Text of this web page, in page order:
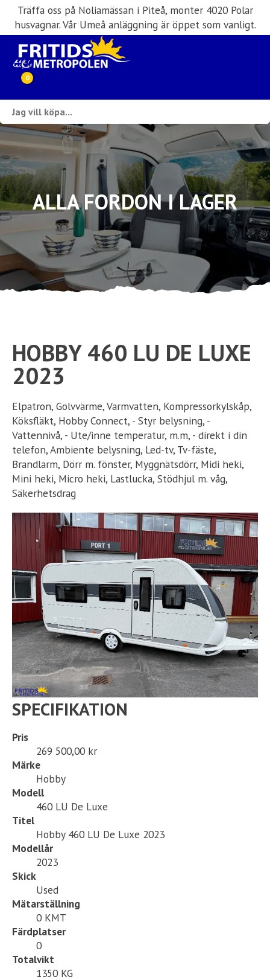
Träffa oss på Noliamässan i Piteå, monter 4020 Polar
husvagnar. Vår Umeå anläggning är öppet som vanligt.
0
Husbilar i lager
Husvagnar i lager
Inköp & förmedling
Husbilsuthyrning
Verkstad
Ställplats
Långtidsparkering
ALLA FORDON I LAGER
HOBBY 460 LU DE LUXE
2023
Elpatron, Golvvärme, Varmvatten, Kompressorkylskåp,
Köksfläkt, Hobby Connect, - Styr belysning, -
Vattennivå, - Ute/inne temperatur, m.m, - direkt i din
telefon, Ambiente belysning, Led-tv, Tv-fäste,
Brandlarm, Dörr m. fönster, Myggnätsdörr, Midi heki,
Mini heki, Micro heki, Lastlucka, Stödhjul m. våg,
Säkerhetsdrag
SPECIFIKATION
Pris
269 500,00 kr
Märke
Hobby
Modell
460 LU De Luxe
Titel
Hobby 460 LU De Luxe 2023
Modellår
2023
Skick
Used
Mätarställning
0 KMT
Färdplatser
0
Totalvikt
1350 KG